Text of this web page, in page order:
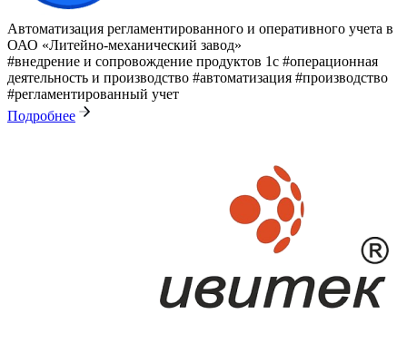
Автоматизация регламентированного и оперативного учета в
ОАО «Литейно-механический завод»
#внедрение и сопровождение продуктов 1с #операционная
деятельность и производство #автоматизация #производство
#регламентированный учет
Подробнее